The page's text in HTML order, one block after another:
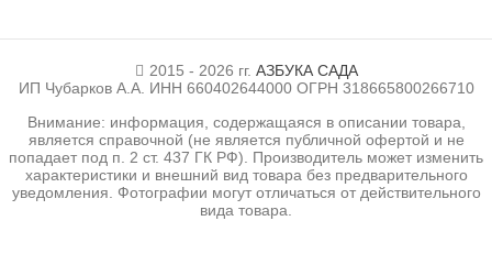
2015 - 2026 гг. АЗБУКА САДА
ИП Чубарков А.А. ИНН 660402644000 ОГРН 318665800266710
Внимание: информация, содержащаяся в описании товара,
является справочной (не является публичной офертой и не
попадает под п. 2 ст. 437 ГК РФ). Производитель может изменить
характеристики и внешний вид товара без предварительного
уведомления. Фотографии могут отличаться от действительного
вида товара.